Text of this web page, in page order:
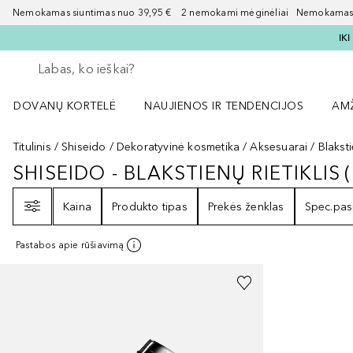
Nemokamas siuntimas nuo 39,95 € 2 nemokami mėginėliai
IKI
Grįžk atgal
Vykdykite paiešką
DOVANŲ KORTELĖ
NAUJIENOS IR TENDENCIJOS
Titulinis
Shiseido Dekoratyvinė kosmetika Aksesuarai
SHISEIDO - BLAKSTIENŲ
SHISEIDO - BLAKSTIENŲ RIETIKLIS (
Kaina
Produkto tipas Prekės ženklas
Pastabos apie rūšiavimą